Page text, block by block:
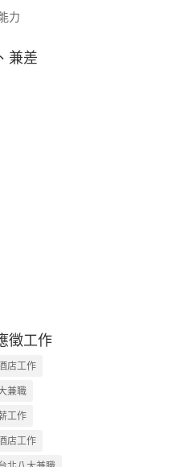
力
兼差
徵工作
店工作
兼職
工作
店工作